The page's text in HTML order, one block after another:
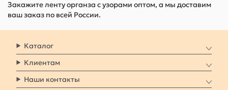
Закажите ленту органза с узорами оптом, а мы доставим
ваш заказ по всей России.
Каталог
Клиентам
Наши контакты